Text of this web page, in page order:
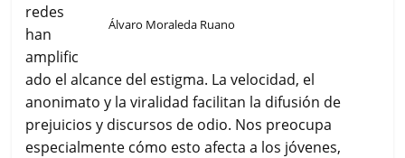
Álvaro Moraleda Ruano
redes
han
amplific
ado el alcance del estigma. La velocidad, el
anonimato y la viralidad facilitan la difusión de
prejuicios y discursos de odio. Nos preocupa
especialmente cómo esto afecta a los jóvenes,